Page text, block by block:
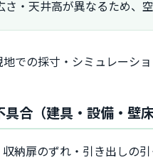
さ・天井高が異なるため、
での採寸・シミュレーシ
合（建具・設備・壁
納扉のずれ・引き出しの